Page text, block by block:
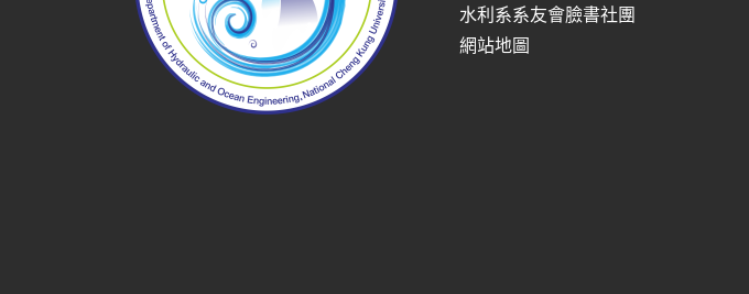
水利系系友會臉書社團
網站地圖